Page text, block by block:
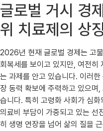
글로벌 거시 경
위 치료제의 상
2026년 현재 글로벌 경제는 고
회복세를 보이고 있지만, 여전히
는 과제를 안고 있습니다. 이러
장 동력 확보에 주력하고 있으며
습니다. 특히 고령화 사회가 심
의료비 부담이 가중되고 있는 선
히 생명 연장을 넘어 삶의 질을